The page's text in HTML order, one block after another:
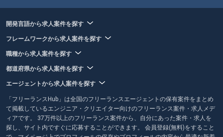
jQuery
その他の職種から探す
Webデザイナー
UI・UXデザイナー
グラフィックデザイナー
2Dデザイナー
開発言語から求人案件を探す
フレームワークから求人案件を探す
職種から求人案件を探す
都道府県から求人案件を探す
エージェントから求人案件を探す
「フリーランスHub」は全国のフリーランスエージェントの保有案件をまとめ
て掲載しているエンジニア・クリエイター向けのフリーランス案件・求人メデ
ィアです。 37万件以上のフリーランス案件から、自分にあった案件・求人を
探し、サイト内ですぐに応募することができます。 会員登録(無料)をすること